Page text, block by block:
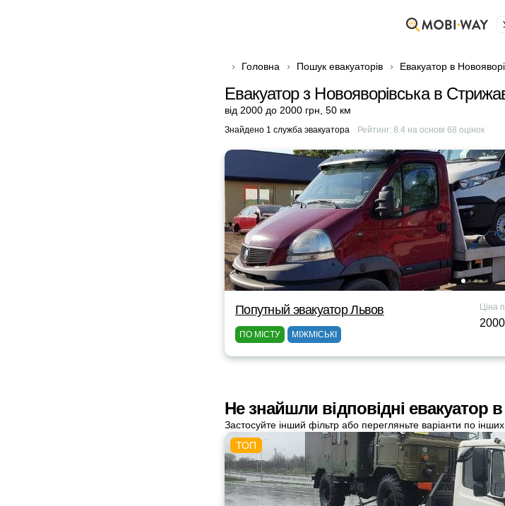
Головна Пошук евакуаторів Евакуатор в
Евакуатор з Новояворівська в
від 2000 до 2000 грн 50 км
Знайдено 1 служба эвакуатора Рейтинг: 8.4на основі 68 оцінок
Попутный эвакуатор Львов
ПО МІСТУ МІЖМІСЬКІ
Ціна
Не знайшли відповідні евакуатор
Застосуйте інший фільтр або перегляньте варіанти по інших